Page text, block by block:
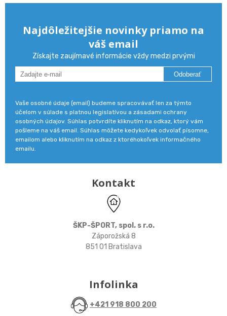
Najdôležitejšie novinky priamo na
váš email
Získajte zaujímavé informácie vždy medzi prvými
Odoberať
Vaše osobné údaje (email) budeme spracovávať len za týmto
účelom v súlade s platnou legislatívou a zásadami ochrany
osobných údajov. Súhlas potvrdíte kliknutím na odkaz, ktorý vám
pošleme na váš email. Súhlas môžete kedykoľvek odvolať písomne,
emailom alebo kliknutím na odkaz z ktoréhokoľvek informačného
emailu.
Kontakt
ŠKP-ŠPORT, spol. s r.o.
Záporožská 8
851 01 Bratislava
Infolinka
+421 918 800 200